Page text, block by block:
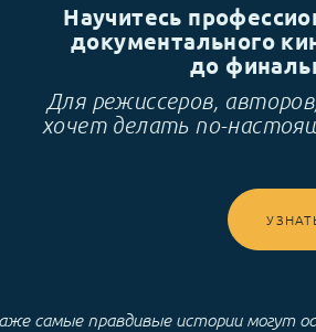
Научитесь
документального
до
Для режиссеров,
хочет делать по-
самые правдивые истории могут